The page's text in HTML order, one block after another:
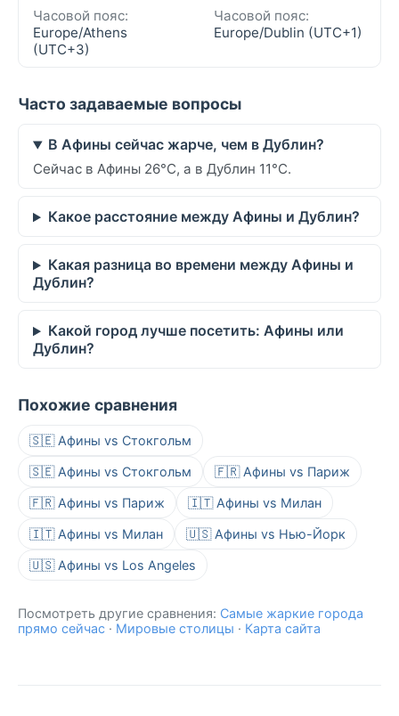
Часовой пояс:
Europe/Athens
(UTC+3)
Часовой пояс:
Europe/Dublin (UTC+1)
Часто задаваемые вопросы
В Афины сейчас жарче, чем в Дублин?
Сейчас в Афины 26°C, а в Дублин 11°C.
Какое расстояние между Афины и Дублин?
Какая разница во времени между Афины и
Дублин?
Какой город лучше посетить: Афины или
Дублин?
Похожие сравнения
🇸🇪 Афины vs Стокгольм
🇸🇪 Афины vs Стокгольм 🇫🇷 Афины vs Париж
🇫🇷 Афины vs Париж 🇮🇹 Афины vs Милан
🇮🇹 Афины vs Милан 🇺🇸 Афины vs Нью-Йорк
🇺🇸 Афины vs Los Angeles
Посмотреть другие сравнения: Самые жаркие города
прямо сейчас · Мировые столицы · Карта сайта